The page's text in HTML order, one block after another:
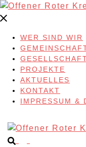
Skip
to
WER SIND WIR
PROJEKTE
AKTUELLES
KONTAKT
IMPRESSUM &